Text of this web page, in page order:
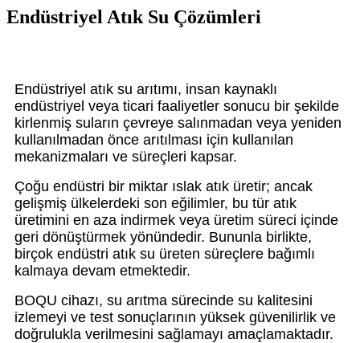
Endüstriyel Atık Su Çözümleri
Endüstriyel atık su arıtımı, insan kaynaklı
endüstriyel veya ticari faaliyetler sonucu bir şekilde
kirlenmiş suların çevreye salınmadan veya yeniden
kullanılmadan önce arıtılması için kullanılan
mekanizmaları ve süreçleri kapsar.
Çoğu endüstri bir miktar ıslak atık üretir; ancak
gelişmiş ülkelerdeki son eğilimler, bu tür atık
üretimini en aza indirmek veya üretim süreci içinde
geri dönüştürmek yönündedir. Bununla birlikte,
birçok endüstri atık su üreten süreçlere bağımlı
kalmaya devam etmektedir.
BOQU cihazı, su arıtma sürecinde su kalitesini
izlemeyi ve test sonuçlarının yüksek güvenilirlik ve
doğrulukla verilmesini sağlamayı amaçlamaktadır.